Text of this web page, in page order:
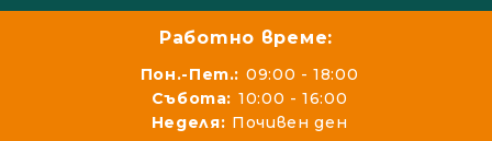
Работно време:
Пон.-Пет.: 09:00 - 18:00
Събота: 10:00 - 16:00
Неделя: Почивен ден